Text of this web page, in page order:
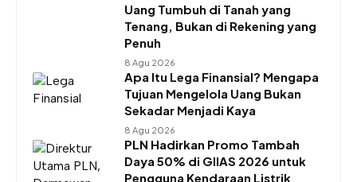
Uang Tumbuh di Tanah yang
Tenang, Bukan di Rekening yang
Penuh
8 Agu 2026
Apa Itu Lega Finansial? Mengapa
Tujuan Mengelola Uang Bukan
Sekadar Menjadi Kaya
8 Agu 2026
PLN Hadirkan Promo Tambah
Daya 50% di GIIAS 2026 untuk
Pengguna Kendaraan Listrik